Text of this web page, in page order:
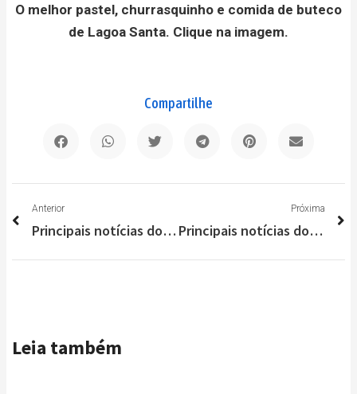
O melhor pastel, churrasquinho e comida de buteco
de Lagoa Santa. Clique na imagem.
Compartilhe
Anterior
Principais notícias do Brasil e do Mundo nesta terça-feira (04/01)
Próxima
Principais notícias do Brasil e do Mundo nesta quarta-feira (05/01)
Leia também